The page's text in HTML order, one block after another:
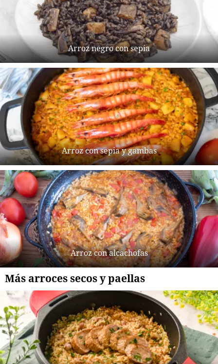
Arroz negro con sepia
Arroz con sepia y gambas
Arroz con alcachofas
Más arroces secos y paellas